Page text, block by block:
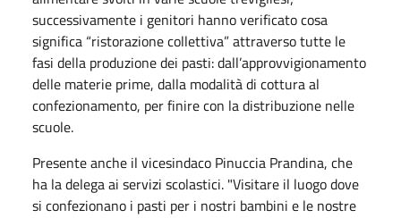
successivamente i genitori hanno verificato cosa
significa “ristorazione collettiva” attraverso tutte le
fasi della produzione dei pasti: dall’approvvigionamento
delle materie prime, dalla modalità di cottura al
confezionamento, per finire con la distribuzione nelle
scuole.
Presente anche il vicesindaco Pinuccia Prandina, che
ha la delega ai servizi scolastici. "Visitare il luogo dove
si confezionano i pasti per i nostri bambini e le nostre